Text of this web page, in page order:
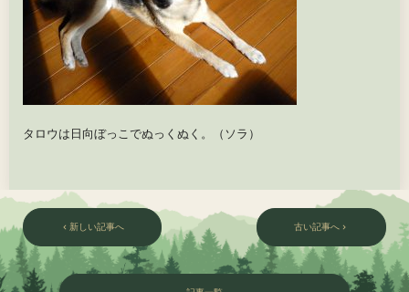
タロウは日向ぼっこでぬっくぬく。（ソラ）
chevron_left 新しい記事へ 古い記事へ chevron_right